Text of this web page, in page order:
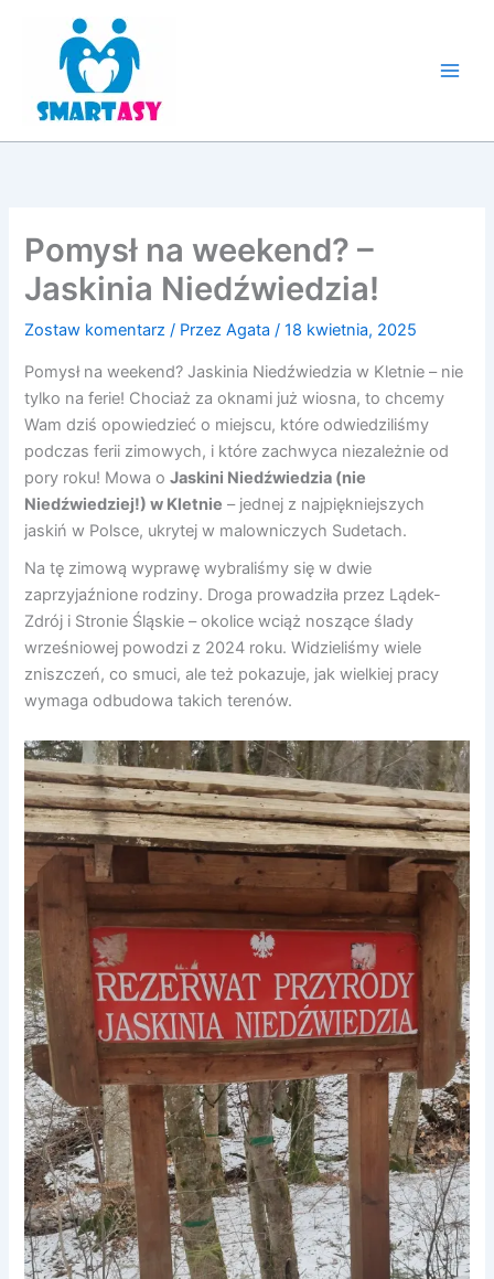
Pomysł na weekend? –
Jaskinia Niedźwiedzia!
Zostaw komentarz / PrzezAgata/18 kwietnia, 2025
Pomysł na weekend? Jaskinia Niedźwiedzia w Kletnie – nie
tylko na ferie! Chociaż za oknami już wiosna, to chcemy
Wam dziś opowiedzieć o miejscu, które odwiedziliśmy
podczas ferii zimowych, i które zachwyca niezależnie od
pory roku! Mowa oJaskini Niedźwiedzia (nie
Niedźwiedziej!) w Kletnie – jednej z najpiękniejszych
jaskiń w Polsce, ukrytej w malowniczych Sudetach.
Na tę zimową wyprawę wybraliśmy się w dwie
zaprzyjaźnione rodziny. Droga prowadziła przez Lądek-
Zdrój i Stronie Śląskie – okolice wciąż noszące ślady
wrześniowej powodzi z 2024 roku. Widzieliśmy wiele
zniszczeń, co smuci, ale też pokazuje, jak wielkiej pracy
wymaga odbudowa takich terenów.